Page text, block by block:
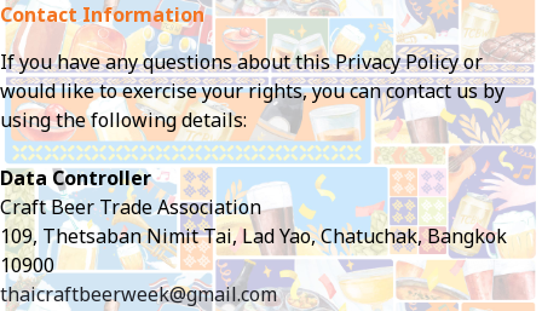
Contact Information
If you have any questions about this Privacy Policy or
would like to exercise your rights, you can contact us by
using the following details:
Data Controller
Craft Beer Trade Association
109, Thetsaban Nimit Tai, Lad Yao, Chatuchak, Bangkok
10900
thaicraftbeerweek@gmail.com